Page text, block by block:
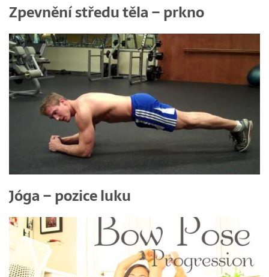
Zpevnění středu těla – prkno
Jóga – pozice luku